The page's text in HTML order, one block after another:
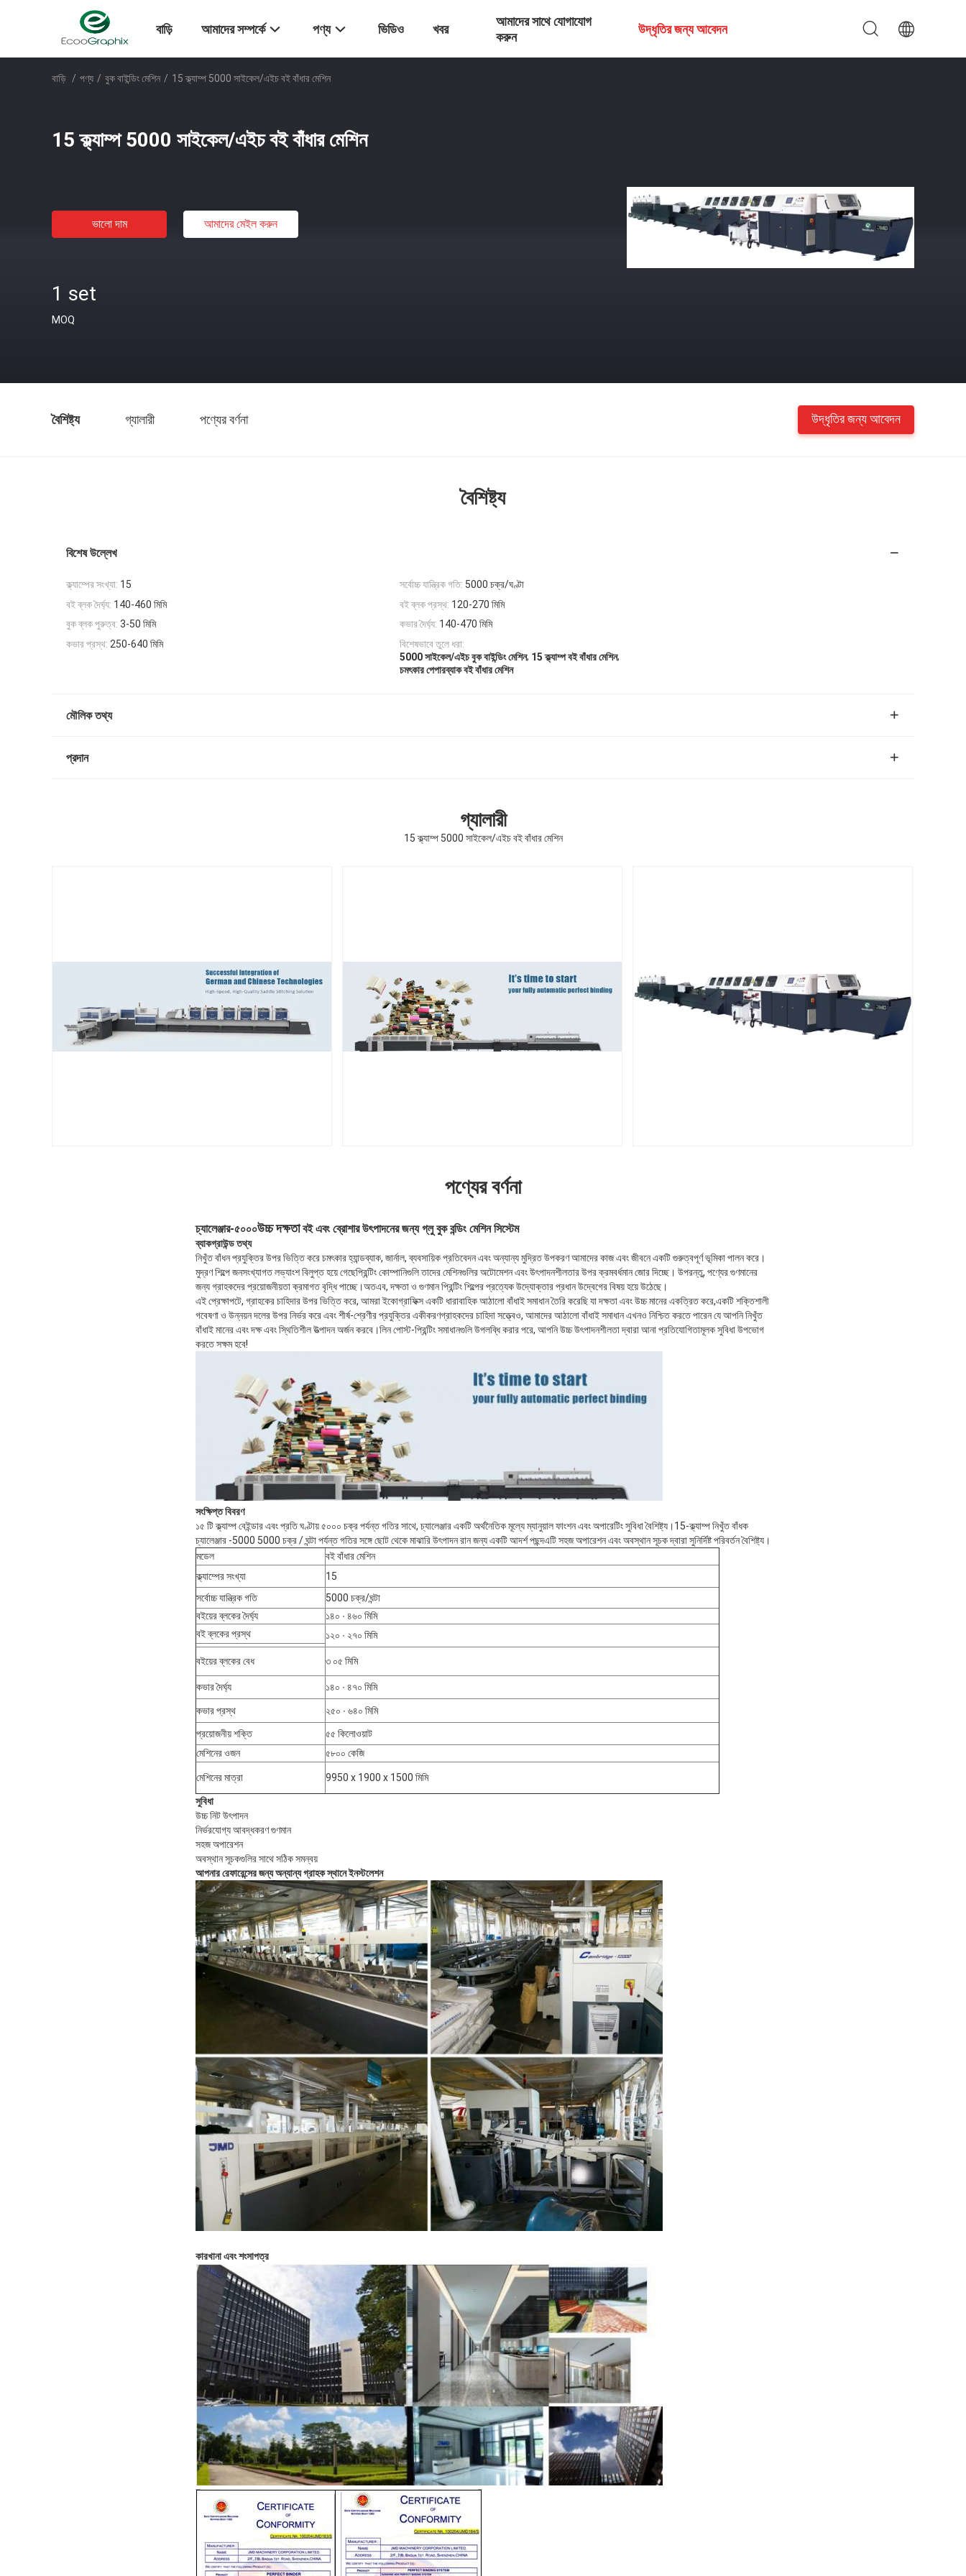
বাড়ি আমাদের সম্পর্কে পণ্য ভিডিও খবর
আমাদের সাথে যোগাযোগ
করুন
উদ্ধৃতির জন্য আবেদন
বাড়ি / পণ্য / বুক বাইন্ডিং মেশিন / 15 ক্ল্যাম্প 5000 সাইকেল/এইচ বই বাঁধার মেশিন
15 ক্ল্যাম্প 5000 সাইকেল/এইচ বই বাঁধার মেশিন
ভালো দাম আমাদের মেইল ​​করুন
1 set
MOQ
বৈশিষ্ট্য গ্যালারী পণ্যের বর্ণনা উদ্ধৃতির জন্য আবেদন
বৈশিষ্ট্য
বিশেষ উল্লেখ
ক্ল্যাম্পের সংখ্যা: 15 সর্বোচ্চ যান্ত্রিক গতি: 5000 চক্র/ঘণ্টা
বই ব্লক দৈর্ঘ্য: 140-460 মিমি বই ব্লক প্রস্থ: 120-270 মিমি
বুক ব্লক পুরুত্ব: 3-50 মিমি কভার দৈর্ঘ্য: 140-470 মিমি
কভার প্রস্থ: 250-640 মিমি
বিশেষভাবে তুলে ধরা:
5000 সাইকেল/এইচ বুক বাইন্ডিং মেশিন, 15 ক্ল্যাম্প বই বাঁধার মেশিন,
চমৎকার পেপারব্যাক বই বাঁধার মেশিন
মৌলিক তথ্য
প্রদান
গ্যালারী
15 ক্ল্যাম্প 5000 সাইকেল/এইচ বই বাঁধার মেশিন
পণ্যের বর্ণনা
চ্যালেঞ্জার-৫০০০উচ্চ দক্ষতা বই এবং ব্রোশার উৎপাদনের জন্য গ্লু বুক বন্ডিং মেশিন সিস্টেম
ব্যাকগ্রাউন্ড তথ্য
নিখুঁত বাঁধন প্রযুক্তির উপর ভিত্তি করে চমৎকার হ্যান্ডব্যাক, জার্নাল, ব্যবসায়িক প্রতিবেদন এবং অন্যান্য মুদ্রিত উপকরণ আমাদের কাজ এবং জীবনে একটি গুরুত্বপূর্ণ ভূমিকা পালন করে।
মুদ্রণ শিল্পে জনসংখ্যাগত লভ্যাংশ বিলুপ্ত হয়ে গেছেপ্রিন্টিং কোম্পানিগুলি তাদের মেশিনগুলির অটোমেশন এবং উৎপাদনশীলতার উপর ক্রমবর্ধমান জোর দিচ্ছে। উপরন্তু, পণ্যের গুণমানের
জন্য গ্রাহকদের প্রয়োজনীয়তা ক্রমাগত বৃদ্ধি পাচ্ছে।অতএব, দক্ষতা ও গুণমান প্রিন্টিং শিল্পের প্রত্যেক উদ্যোক্তার প্রধান উদ্বেগের বিষয় হয়ে উঠেছে।
এই প্রেক্ষাপটে, গ্রাহকের চাহিদার উপর ভিত্তি করে, আমরা ইকোগ্রাফিক্স একটি ধারাবাহিক আঠালো বাঁধাই সমাধান তৈরি করেছি যা দক্ষতা এবং উচ্চ মানের একত্রিত করে,একটি শক্তিশালী
গবেষণা ও উন্নয়ন দলের উপর নির্ভর করে এবং শীর্ষ-শ্রেণীর প্রযুক্তির একীকরণগ্রাহকদের চাহিদা সত্ত্বেও, আমাদের আঠালো বাঁধাই সমাধান এখনও নিশ্চিত করতে পারেন যে আপনি নিখুঁত
বাঁধাই মানের এবং দক্ষ এবং স্থিতিশীল উত্পাদন অর্জন করবে।লিন পোস্ট-প্রিন্টিং সমাধানগুলি উপলব্ধি করার পরে, আপনি উচ্চ উৎপাদনশীলতা দ্বারা আনা প্রতিযোগিতামূলক সুবিধা উপভোগ
করতে সক্ষম হবে!
সংক্ষিপ্ত বিবরণ
১৫ টি ক্ল্যাম্প বেইন্ডার এবং প্রতি ঘণ্টায় ৫০০০ চক্র পর্যন্ত গতির সাথে, চ্যালেঞ্জার একটি অর্থনৈতিক মূল্যে ম্যানুয়াল ফাংশন এবং অপারেটিং সুবিধা বৈশিষ্ট্য।15-ক্ল্যাম্প নিখুঁত বাঁধক
চ্যালেঞ্জার -5000 5000 চক্র / ঘন্টা পর্যন্ত গতির সঙ্গে ছোট থেকে মাঝারি উৎপাদন রান জন্য একটি আদর্শ পছন্দএটি সহজ অপারেশন এবং অবস্থান সূচক দ্বারা সুনির্দিষ্ট পরিবর্তন বৈশিষ্ট্য।
মডেল
বই বাঁধার মেশিন
ক্ল্যাম্পের সংখ্যা
15
সর্বোচ্চ যান্ত্রিক গতি
5000 চক্র/ঘন্টা
বইয়ের ব্লকের দৈর্ঘ্য
১৪০ ∙ ৪৬০ মিমি
বই ব্লকের প্রস্থ
১২০ ∙ ২৭০ মিমি
বইয়ের ব্লকের বেধ ৩ ০৫ মিমি
কভার দৈর্ঘ্য ১৪০ ∙ ৪৭০ মিমি
কভার প্রস্থ
২৫০ ∙ ৬৪০ মিমি
প্রয়োজনীয় শক্তি
৫৫ কিলোওয়াট
মেশিনের ওজন
৫৮০০ কেজি
মেশিনের মাত্রা 9950 x 1900 x 1500 মিমি
সুবিধা
উচ্চ নিট উৎপাদন
নির্ভরযোগ্য আবদ্ধকরণ গুণমান
সহজ অপারেশন
অবস্থান সূচকগুলির সাথে সঠিক সমন্বয়
আপনার রেফারেন্সের জন্য অন্যান্য গ্রাহক স্থানে ইনস্টলেশন
কারখানা এবং শংসাপত্র